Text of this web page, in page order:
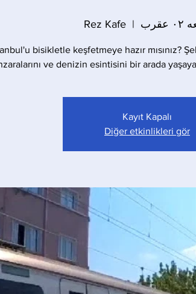
  |
Rez Kafe
bisikletle keşfetmeye hazır mısınız?
ve denizin esintisini bir arada
Kayıt Kapalı
Diğer etkinlikleri gör